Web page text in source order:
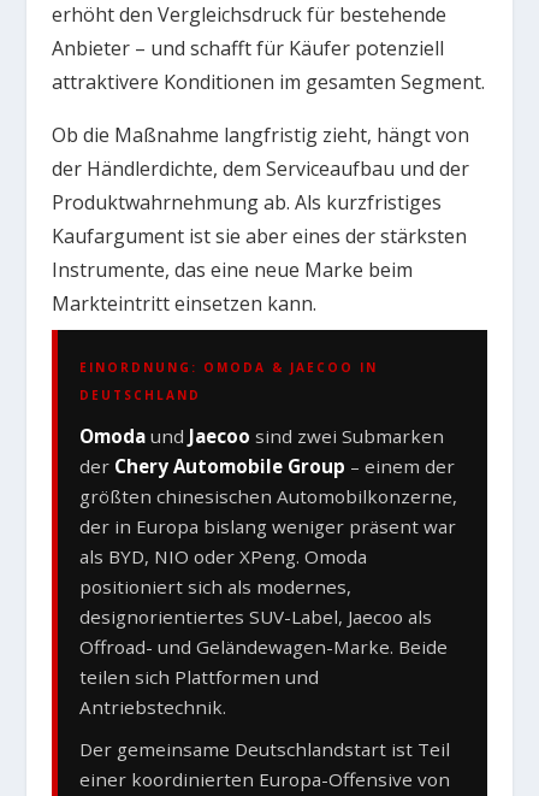
erhöht den Vergleichsdruck für bestehende
Anbieter – und schafft für Käufer potenziell
attraktivere Konditionen im gesamten Segment.
Ob die Maßnahme langfristig zieht, hängt von
der Händlerdichte, dem Serviceaufbau und der
Produktwahrnehmung ab. Als kurzfristiges
Kaufargument ist sie aber eines der stärksten
Instrumente, das eine neue Marke beim
Markteintritt einsetzen kann.
EINORDNUNG: OMODA & JAECOO IN
DEUTSCHLAND
Omodaund Jaecoo sind zwei Submarken
der Chery Automobile Group – einem der
größten chinesischen Automobilkonzerne,
der in Europa bislang weniger präsent war
als BYD, NIO oder XPeng. Omoda
positioniert sich als modernes,
designorientiertes SUV-Label, Jaecoo als
Offroad- und Geländewagen-Marke. Beide
teilen sich Plattformen und
Antriebstechnik.
Der gemeinsame Deutschlandstart ist Teil
einer koordinierten Europa-Offensive von